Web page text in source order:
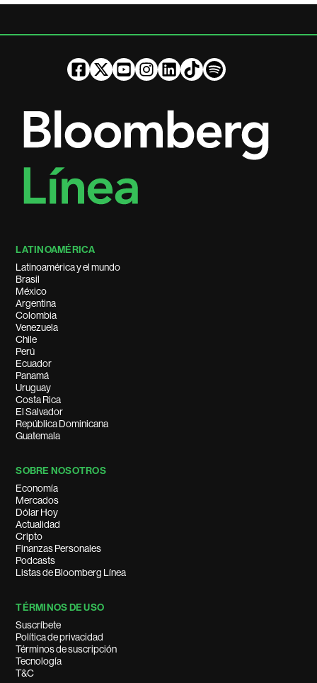
LATINOAMÉRICA
Latinoamérica y el mundo
Brasil
México
Argentina
Colombia
Venezuela
Chile
Perú
Ecuador
Panamá
Uruguay
Costa Rica
El Salvador
República Dominicana
Guatemala
SOBRE NOSOTROS
Economía
Mercados
Dólar Hoy
Actualidad
Cripto
Finanzas Personales
Podcasts
Listas de Bloomberg Línea
TÉRMINOS DE USO
Suscríbete
Política de privacidad
Términos de suscripción
Tecnología
T&C